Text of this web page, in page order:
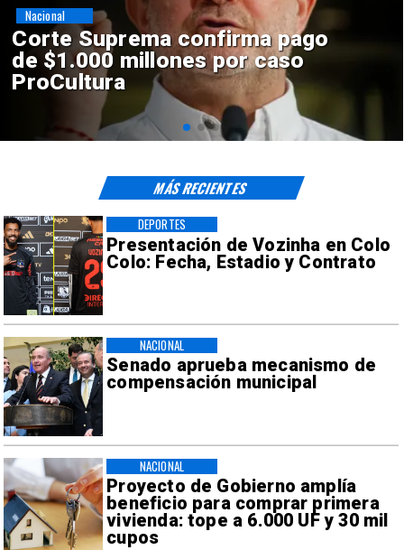
Codelco suspende
construcción de Andes Norte
en El Teniente por riesgos
sísmicos
Nacional
Presentación de Vozinha en Colo
Colo: Fecha, Estadio y Contrato
DEPORTES
Senado aprueba mecanismo de
compensación municipal
NACIONAL
Proyecto de Gobierno amplía
beneficio para comprar primera
vivienda: tope a 6.000 UF y 30 mil
cupos
NACIONAL
MÁS RECIENTES